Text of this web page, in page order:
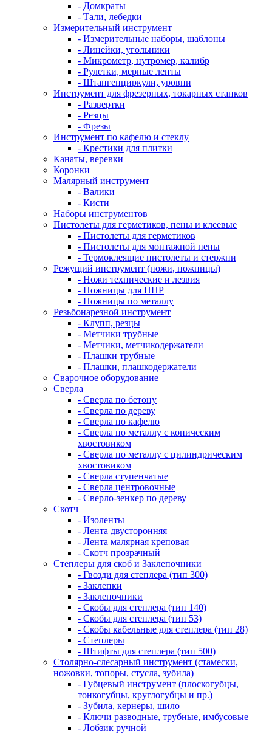
- Домкраты
- Тали, лебедки
Измерительный инструмент
- Измерительные наборы, шаблоны
- Линейки, угольники
- Микрометр, нутромер, калибр
- Рулетки, мерные ленты
- Штангенциркули, уровни
Инструмент для фрезерных, токарных станков
- Развертки
- Резцы
- Фрезы
Инструмент по кафелю и стеклу
- Крестики для плитки
Канаты, веревки
Коронки
Малярный инструмент
- Валики
- Кисти
Наборы инструментов
Пистолеты для герметиков, пены и клеевые
- Пистолеты для герметиков
- Пистолеты для монтажной пены
- Термоклеящие пистолеты и стержни
Режущий инструмент (ножи, ножницы)
- Ножи технические и лезвия
- Ножницы для ППР
- Ножницы по металлу
Резьбонарезной инструмент
- Клупп, резцы
- Метчики трубные
- Метчики, метчикодержатели
- Плашки трубные
- Плашки, плашкодержатели
Сварочное оборудование
Сверла
- Сверла по бетону
- Сверла по дереву
- Сверла по кафелю
- Сверла по металлу с коническим
хвостовиком
- Сверла по металлу с цилиндрическим
хвостовиком
- Сверла ступенчатые
- Сверла центровочные
- Сверло-зенкер по дереву
Скотч
- Изоленты
- Лента двусторонняя
- Лента малярная креповая
- Скотч прозрачный
Степлеры для скоб и Заклепочники
- Гвозди для степлера (тип 300)
- Заклепки
- Заклепочники
- Скобы для степлера (тип 140)
- Скобы для степлера (тип 53)
- Скобы кабельные для степлера (тип 28)
- Степлеры
- Штифты для степлера (тип 500)
Столярно-слесарный инструмент (стамески,
ножовки, топоры, стусла, зубила)
- Губцевый инструмент (плоскогубцы,
тонкогубцы, круглогубцы и пр.)
- Зубила, кернеры, шило
- Ключи разводные, трубные, имбусовые
- Лобзик ручной